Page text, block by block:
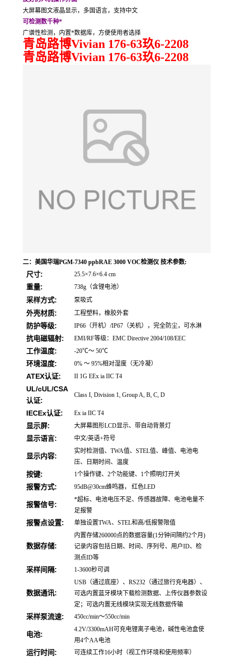
大屏幕图文液晶显示，多国语言，支持中文
可检测数千种*
广谱性检测，内置*数据库，方便使用者选择
青岛路博Vivian 176-63玖6-2208
青岛路博Vivian 176-63玖6-2208
二：美国华瑞PGM-7340 ppbRAE 3000 VOC检测仪 技术参数:
尺寸: 25.5×7.6×6.4 cm
重量: 738g（含锂电池）
采样方式: 泵吸式
外壳材质: 工程塑料，橡胶外套
防护等级: IP66（开机）/IP67（关机），完全防尘，可水淋
抗电磁辐射: EMI/RF等级：EMC Directive 2004/108/EEC
工作温度: -20℃～ 50℃
环境湿度: 0% ～ 95%相对湿度（无冷凝）
ATEX认证: II 1G EEx ia IIC T4
UL/cUL/CSA
认证:
Class I, Division 1, Group A, B, C, D
IECEx认证: Ex ia IIC T4
显示屏: 大屏幕图形LCD显示、带自动背景灯
显示语言: 中文/英语+符号
显示内容:
实时检测值、TWA值、STEL值、峰值、电池电
压、日期时间、温度
按键: 1个操作键、2个功能键、1个照明灯开关
报警方式: 95dB@30cm蜂鸣器， 红色LED
报警信号:
*超标、电池电压不足、传感器故障、电池电量不
足报警
报警点设置: 单独设置TWA、STEL和高/低报警限值
数据存储:
内置存储260000点的数据容量(1分钟间隔约2个月)
记录内容包括日期、时间、序列号、用户ID、检
测点ID等
采样间隔: 1-3600秒可调
数据通讯:
USB（通过底座）、RS232（通过旅行充电器）、
可选内置蓝牙模块下载检测数据、上传仪器参数设
定；可选内置无线模块实现无线数据传输
采样泵流速: 450cc/min～550cc/min
电池:
4.2V/3300mAH可充电锂离子电池，碱性电池盒使
用4个AA电池
运行时间: 可连续工作16小时（视工作环境和使用频率）